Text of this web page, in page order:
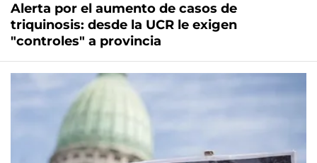
Alerta por el aumento de casos de
triquinosis: desde la UCR le exigen
"controles" a provincia